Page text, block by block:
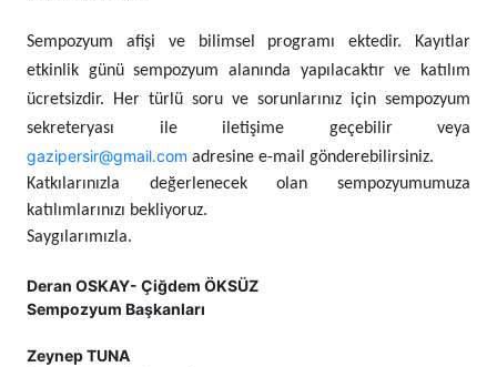
Sempozyum afişi ve bilimsel programı ektedir. Kayıtlar
etkinlik günü sempozyum alanında yapılacaktır ve katılım
ücretsizdir. Her türlü soru ve sorunlarınız için sempozyum
sekreteryası ile iletişime geçebilir veya
gazipersir@gmail.com adresine e-mail gönderebilirsiniz.
Katkılarınızla değerlenecek olan sempozyumumuza
katılımlarınızı bekliyoruz.
Saygılarımızla.
Deran OSKAY- Çiğdem ÖKSÜZ
Sempozyum Başkanları
Zeynep TUNA